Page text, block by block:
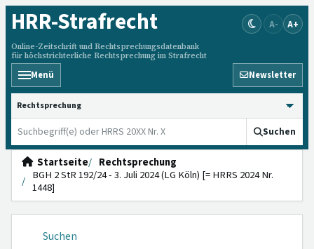
HRR-Strafrecht
Online-Zeitschrift und Rechtsprechungsdatenbank
für höchstrichterliche Rechtsprechung im Strafrecht
A- A+
Menü Newsletter
HRRS durchsuchen
Suchen
Startseite
Rechtsprechung
BGH 2 StR 192/24 - 3. Juli 2024 (LG Köln) [= HRRS 2024 Nr.
1448]
Suchen